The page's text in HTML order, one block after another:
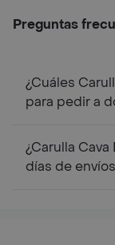
Preguntas
¿Cuáles
para pedir a
¿Carulla
días de